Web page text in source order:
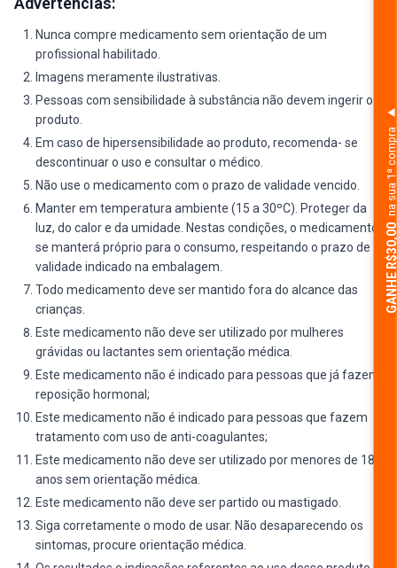
Nunca compre medicamento sem orientação de um
profissional habilitado.
Imagens meramente ilustrativas.
Pessoas com sensibilidade à substância não devem ingerir o
produto.
Em caso de hipersensibilidade ao produto, recomenda- se
descontinuar o uso e consultar o médico.
Não use o medicamento com o prazo de validade vencido.
Manter em temperatura ambiente (15 a 30ºC). Proteger da
luz, do calor e da umidade. Nestas condições, o medicamento
se manterá próprio para o consumo, respeitando o prazo de
validade indicado na embalagem.
Todo medicamento deve ser mantido fora do alcance das
crianças.
Este medicamento não deve ser utilizado por mulheres
grávidas ou lactantes sem orientação médica.
Este medicamento não é indicado para pessoas que já fazem
reposição hormonal;
Este medicamento não é indicado para pessoas que fazem
tratamento com uso de anti-coagulantes;
Este medicamento não deve ser utilizado por menores de 18
anos sem orientação médica.
Este medicamento não deve ser partido ou mastigado.
Siga corretamente o modo de usar. Não desaparecendo os
sintomas, procure orientação médica.
na sua 1ª compra